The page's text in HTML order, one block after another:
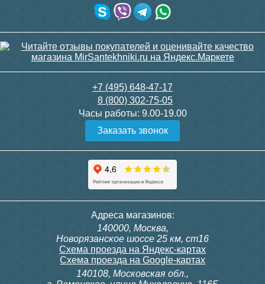
+7 (495) 648-47-17
8 (800) 302-75-05
Часы работы: 9.00-19.00
Заказать звонок
Адреса магазинов:
140000, Москва,
Новорязанское шоссе 25 км, ст16
Схема проезда на Яндекс-картах
Схема проезда на Google-картах
140108, Московская обл.,